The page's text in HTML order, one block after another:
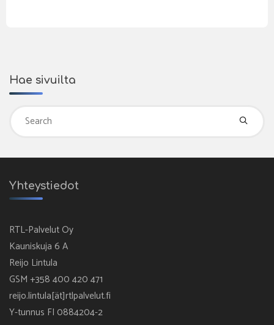
Hae sivuilta
Yhteystiedot
RTL-Palvelut Oy
Kauniskuja 6 A
Reijo Lintula
GSM +358 400 420 471
reijo.lintula[ät]rtlpalvelut.fi
Y-tunnus FI 0884204-2